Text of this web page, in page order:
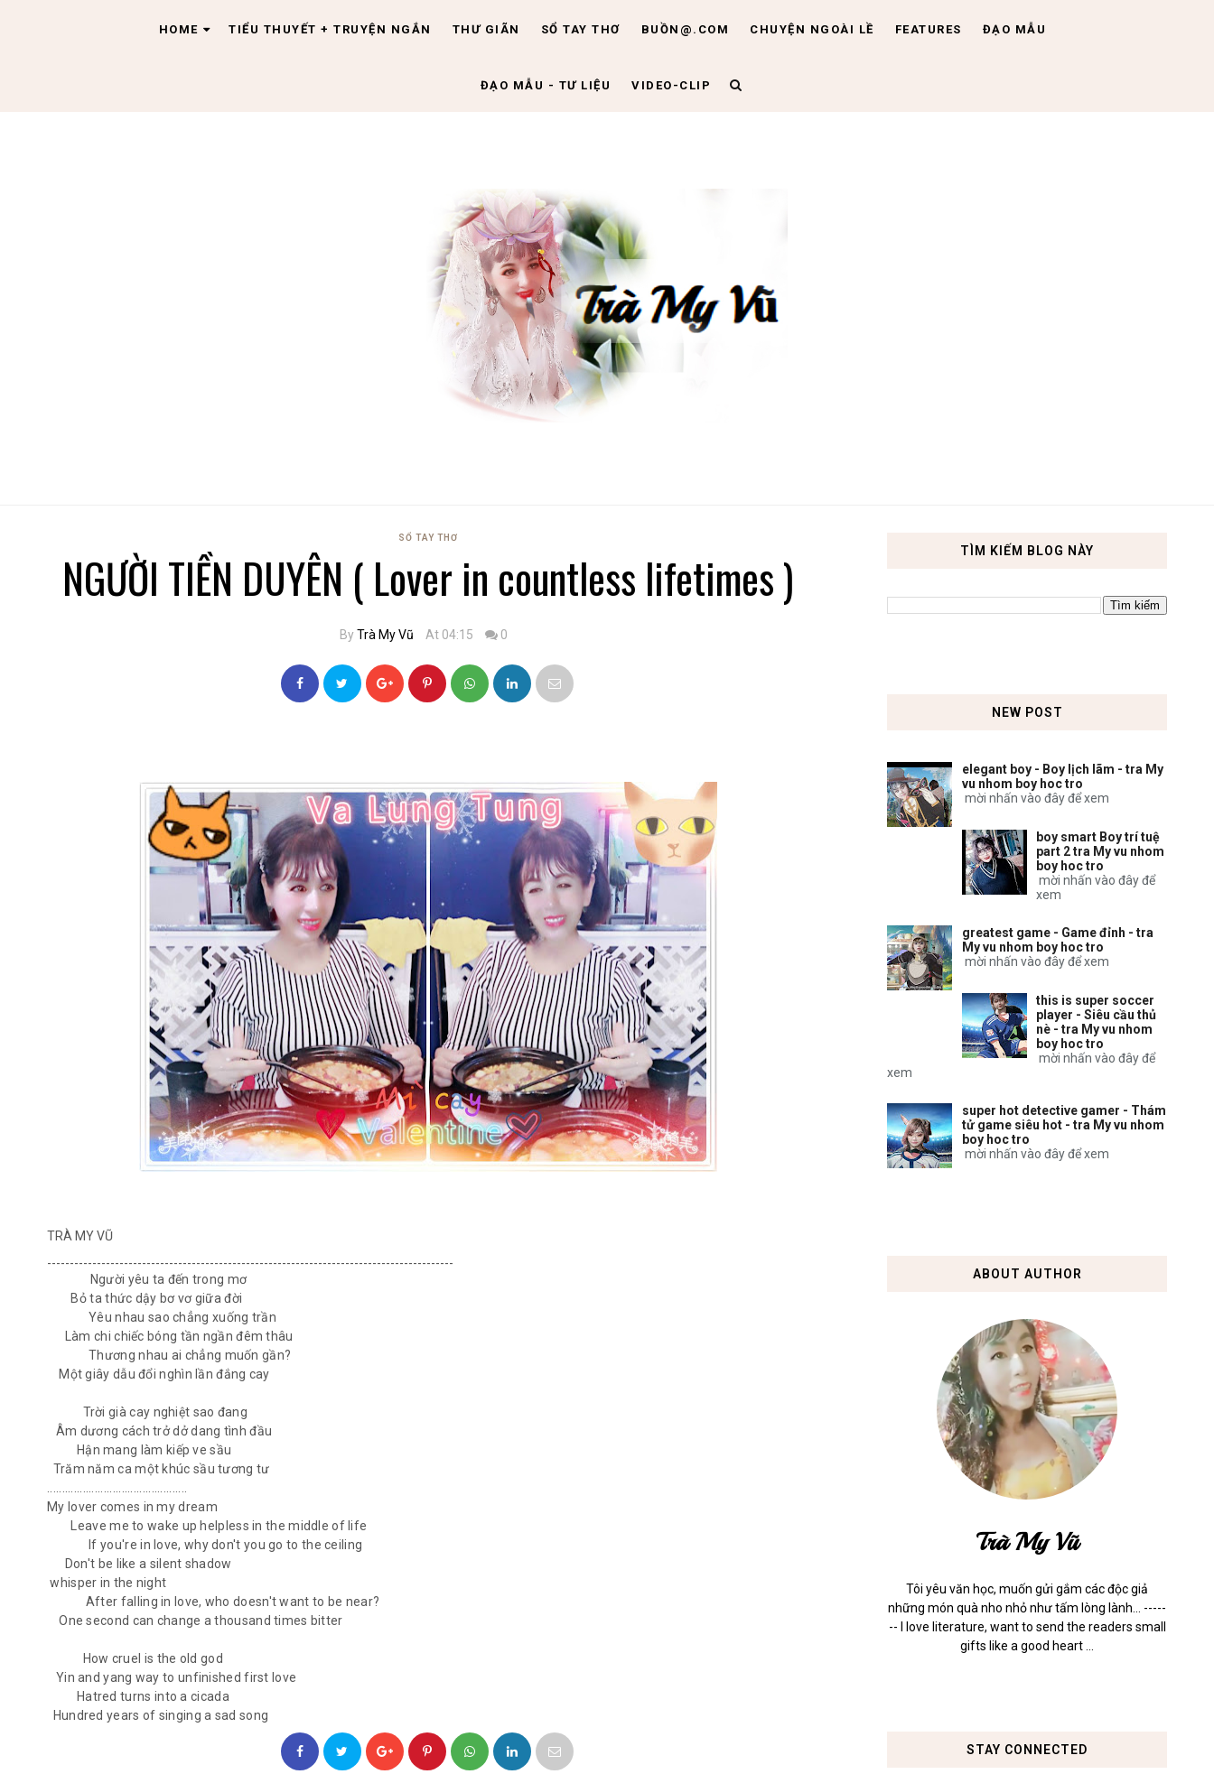
HOME TIỂU THUYẾT + TRUYỆN NGẮN THƯ GIÃN SỔ TAY THƠ BUỒN@.COM CHUYỆN NGOÀI LỀ FEATURES ĐẠO MẪU
ĐẠO MẪU - TƯ LIỆU VIDEO-CLIP
SỔ TAY THƠ
NGƯỜI TIỀN DUYÊN ( Lover in countless lifetimes )
ByTrà My Vũ At 04:15 0
TRÀ MY VŨ
------------------------------------------------------------------------------------------
Người yêu ta đến trong mơ
Bỏ ta thức dậy bơ vơ giữa đời
Yêu nhau sao chẳng xuống trần
Làm chi chiếc bóng tần ngần đêm thâu
Thương nhau ai chẳng muốn gần?
Một giây dẫu đổi nghìn lần đắng cay
Trời già cay nghiệt sao đang
Âm dương cách trở dở dang tình đầu
Hận mang làm kiếp ve sầu
Trăm năm ca một khúc sầu tương tư
My lover comes in my dream
Leave me to wake up helpless in the middle of life
If you're in love, why don't you go to the ceiling
Don't be like a silent shadow
whisper in the night
After falling in love, who doesn't want to be near?
One second can change a thousand times bitter
How cruel is the old god
Yin and yang way to unfinished first love
Hatred turns into a cicada
Hundred years of singing a sad song
TÌM KIẾM BLOG NÀY
NEW POST
elegant boy - Boy lịch lãm - tra My
vu nhom boy hoc tro
mời nhấn vào đây để xem
boy smart Boy trí tuệ
part 2 tra My vu nhom
boy hoc tro
mời nhấn vào đây để
xem
greatest game - Game đỉnh - tra
My vu nhom boy hoc tro
mời nhấn vào đây để xem
this is super soccer
player - Siêu cầu thủ
nè - tra My vu nhom
boy hoc tro
mời nhấn vào đây để
xem
super hot detective gamer - Thám
tử game siêu hot - tra My vu nhom
boy hoc tro
mời nhấn vào đây để xem
ABOUT AUTHOR
Trà My Vũ
Tôi yêu văn học, muốn gửi gắm các độc giả
những món quà nho nhỏ như tấm lòng lành... -----
-- I love literature, want to send the readers small
gifts like a good heart ...
STAY CONNECTED